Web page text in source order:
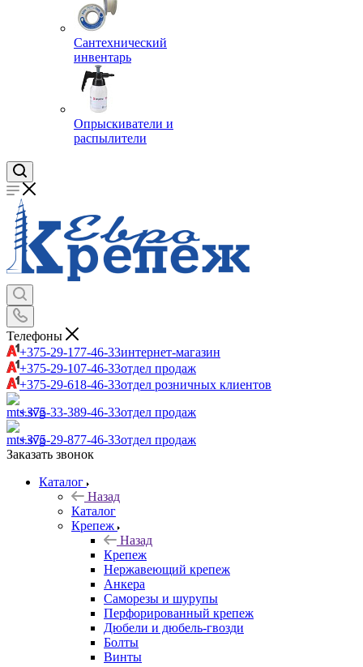
Сантехнический
инвентарь
Опрыскиватели и
распылители
Телефоны
+375-29-177-46-33интернет-магазин
+375-29-107-46-33отдел продаж
+375-29-618-46-33отдел розничных клиентов
+375-33-389-46-33отдел продаж
+375-29-877-46-33отдел продаж
Заказать звонок
Каталог
Назад
Каталог
Крепеж
Назад
Крепеж
Нержавеющий крепеж
Анкера
Саморезы и шурупы
Перфорированный крепеж
Дюбели и дюбель-гвозди
Болты
Винты